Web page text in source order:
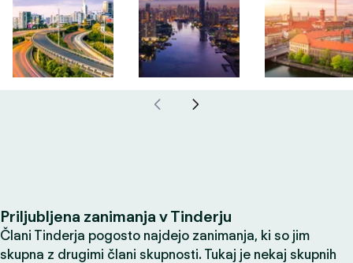
Priljubljena zanimanja v Tinderju
Člani Tinderja pogosto najdejo zanimanja, ki so jim
skupna z drugimi člani skupnosti. Tukaj je nekaj skupnih